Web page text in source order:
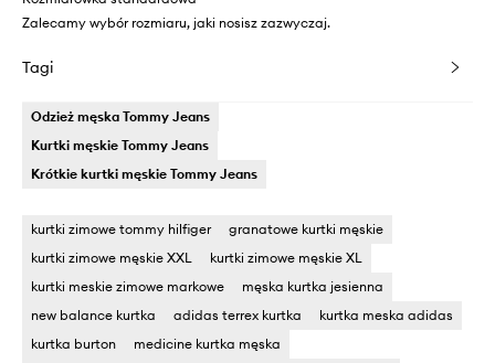
Zalecamy wybór rozmiaru, jaki nosisz zazwyczaj.
Tagi
Odzież męska Tommy Jeans
Kurtki męskie Tommy Jeans
Krótkie kurtki męskie Tommy Jeans
kurtki zimowe tommy hilfiger
granatowe kurtki męskie
kurtki zimowe męskie XXL
kurtki zimowe męskie XL
kurtki meskie zimowe markowe
męska kurtka jesienna
new balance kurtka
adidas terrex kurtka
kurtka meska adidas
kurtka burton
medicine kurtka męska